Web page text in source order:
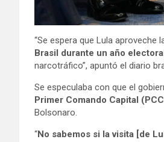
“Se espera que Lula aproveche
Brasil durante un año
narcotráfico”, apuntó el diario
Se especulaba con que el
Primer Comando Capital
Bolsonaro.
“No sabemos si la visita [de